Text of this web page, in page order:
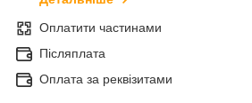
Оплатити частинами
Післяплата
Оплата за реквізитами